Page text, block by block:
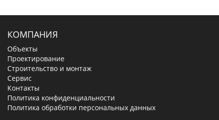
КОМПАНИЯ
Объекты
Проектирование
Строительство и монтаж
Сервис
Контакты
Политика конфиденциальности
Политика обработки персональных данных